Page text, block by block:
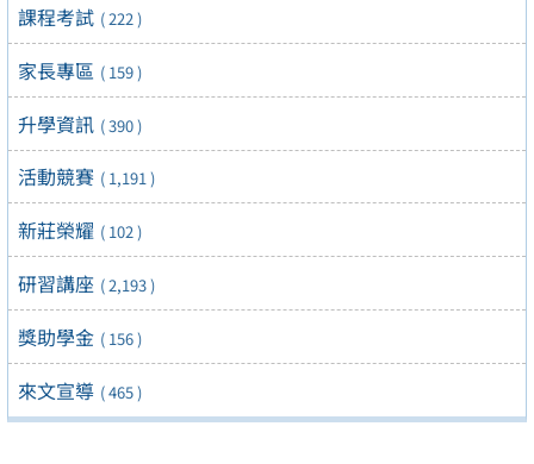
課程考試 ( 222 )
家長專區 ( 159 )
升學資訊 ( 390 )
活動競賽 ( 1,191 )
新莊榮耀 ( 102 )
研習講座 ( 2,193 )
獎助學金 ( 156 )
來文宣導 ( 465 )